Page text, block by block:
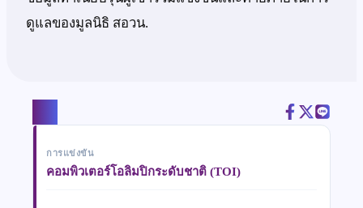
ดูแลของมูลนิธิ สอวน.
การแข่งขัน
คอมพิวเตอร์โอลิมปิกระดับชาติ (TOI)